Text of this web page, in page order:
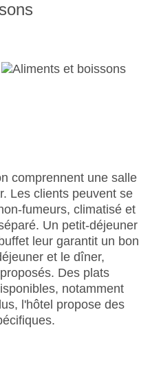
hébergement
00
min 00 s
: 2004
: 1
: 463
Express, Diners,
comprennent une salle
Les clients peuvent se
fumeurs, climatisé et
Un petit-déjeuner
leur garantit un bon
et le dîner,
Des plats
notamment
l'hôtel propose des